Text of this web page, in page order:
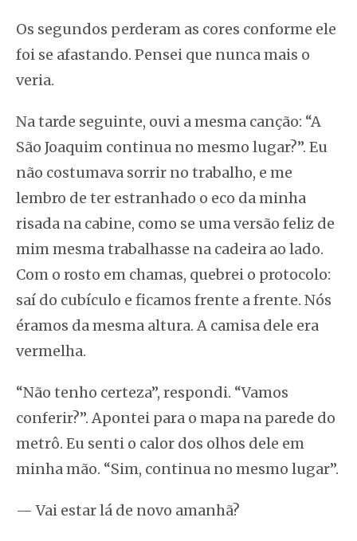
Os segundos perderam as cores conforme ele
foi se afastando. Pensei que nunca mais o
veria.
Na tarde seguinte, ouvi a mesma canção: “A
São Joaquim continua no mesmo lugar?”. Eu
não costumava sorrir no trabalho, e me
lembro de ter estranhado o eco da minha
risada na cabine, como se uma versão feliz de
mim mesma trabalhasse na cadeira ao lado.
Com o rosto em chamas, quebrei o protocolo:
saí do cubículo e ficamos frente a frente. Nós
éramos da mesma altura. A camisa dele era
vermelha.
“Não tenho certeza”, respondi. “Vamos
conferir?”. Apontei para o mapa na parede do
metrô. Eu senti o calor dos olhos dele em
minha mão. “Sim, continua no mesmo lugar”.
— Vai estar lá de novo amanhã?